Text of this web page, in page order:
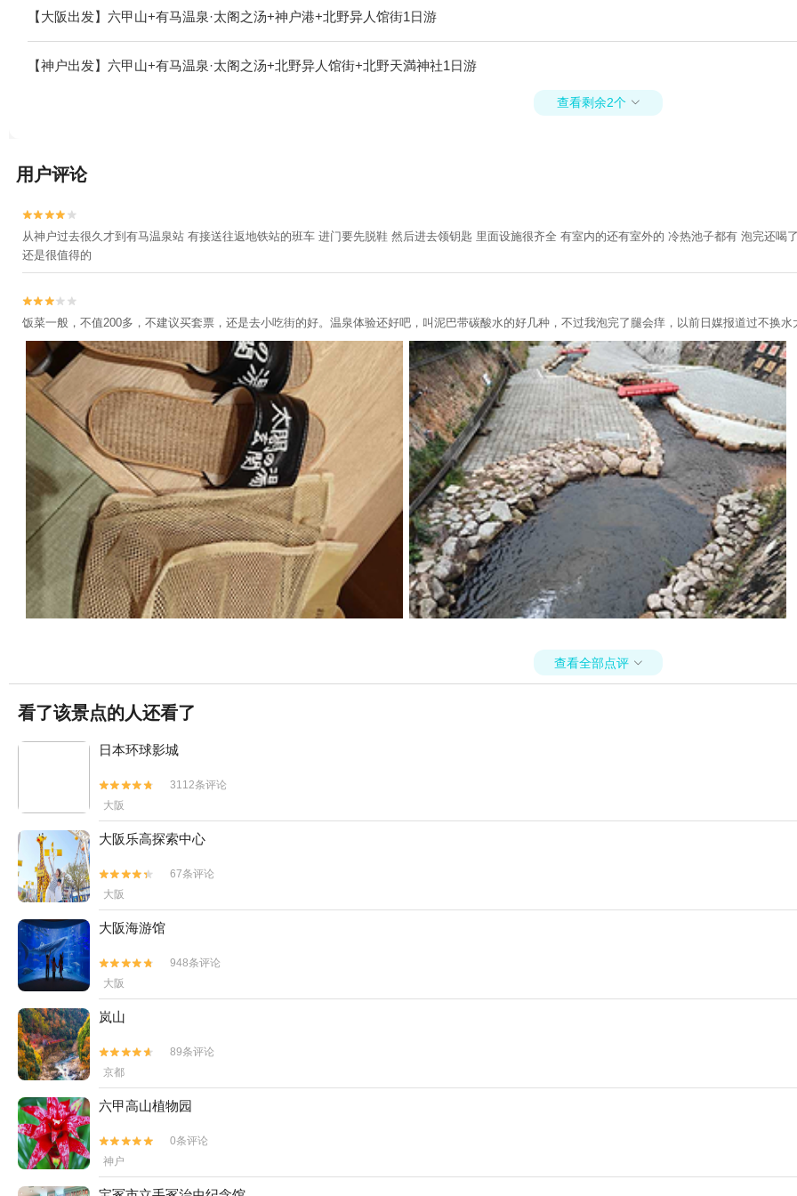
【大阪出发】六甲山+有马温泉·太阁之汤+神户港+北野异人馆街1日游
【神户出发】六甲山+有马温泉·太阁之汤+北野异人馆街+北野天満神社1日游
查看剩余2个 
用户评论


从神户过去很久才到有马温泉站 有接送往返地铁站的班车 进门要先脱鞋 然后进去领钥匙 里面设施很齐全 有室内的还有室外的 冷热池子都有 泡完还
还是很值得的


饭菜一般，不值200多，不建议买套票，还是去小吃街的好。温泉体验还好吧，叫泥巴带碳酸水的好几种，不过我泡完了腿会痒，以前日媒报道过不换水
查看全部点评 
看了该景点的人还看了
日本环球影城


3112条评论
大阪
大阪乐高探索中心


67条评论
大阪
大阪海游馆


948条评论
大阪
岚山


89条评论
京都
六甲高山植物园


0条评论
神户